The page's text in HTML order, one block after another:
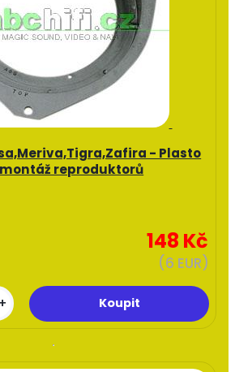
- Plasto
reproduktorů
148 Kč
(6 EUR)
+